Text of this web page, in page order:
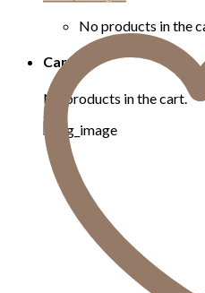
No products in the
Cart
No products in the cart.
diffuser
sparkle
quantity